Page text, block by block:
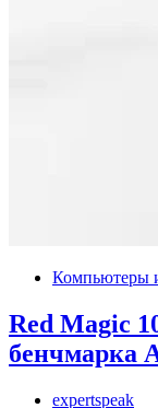
Компьютеры
Red Magic
бенчмарка
expertspeak